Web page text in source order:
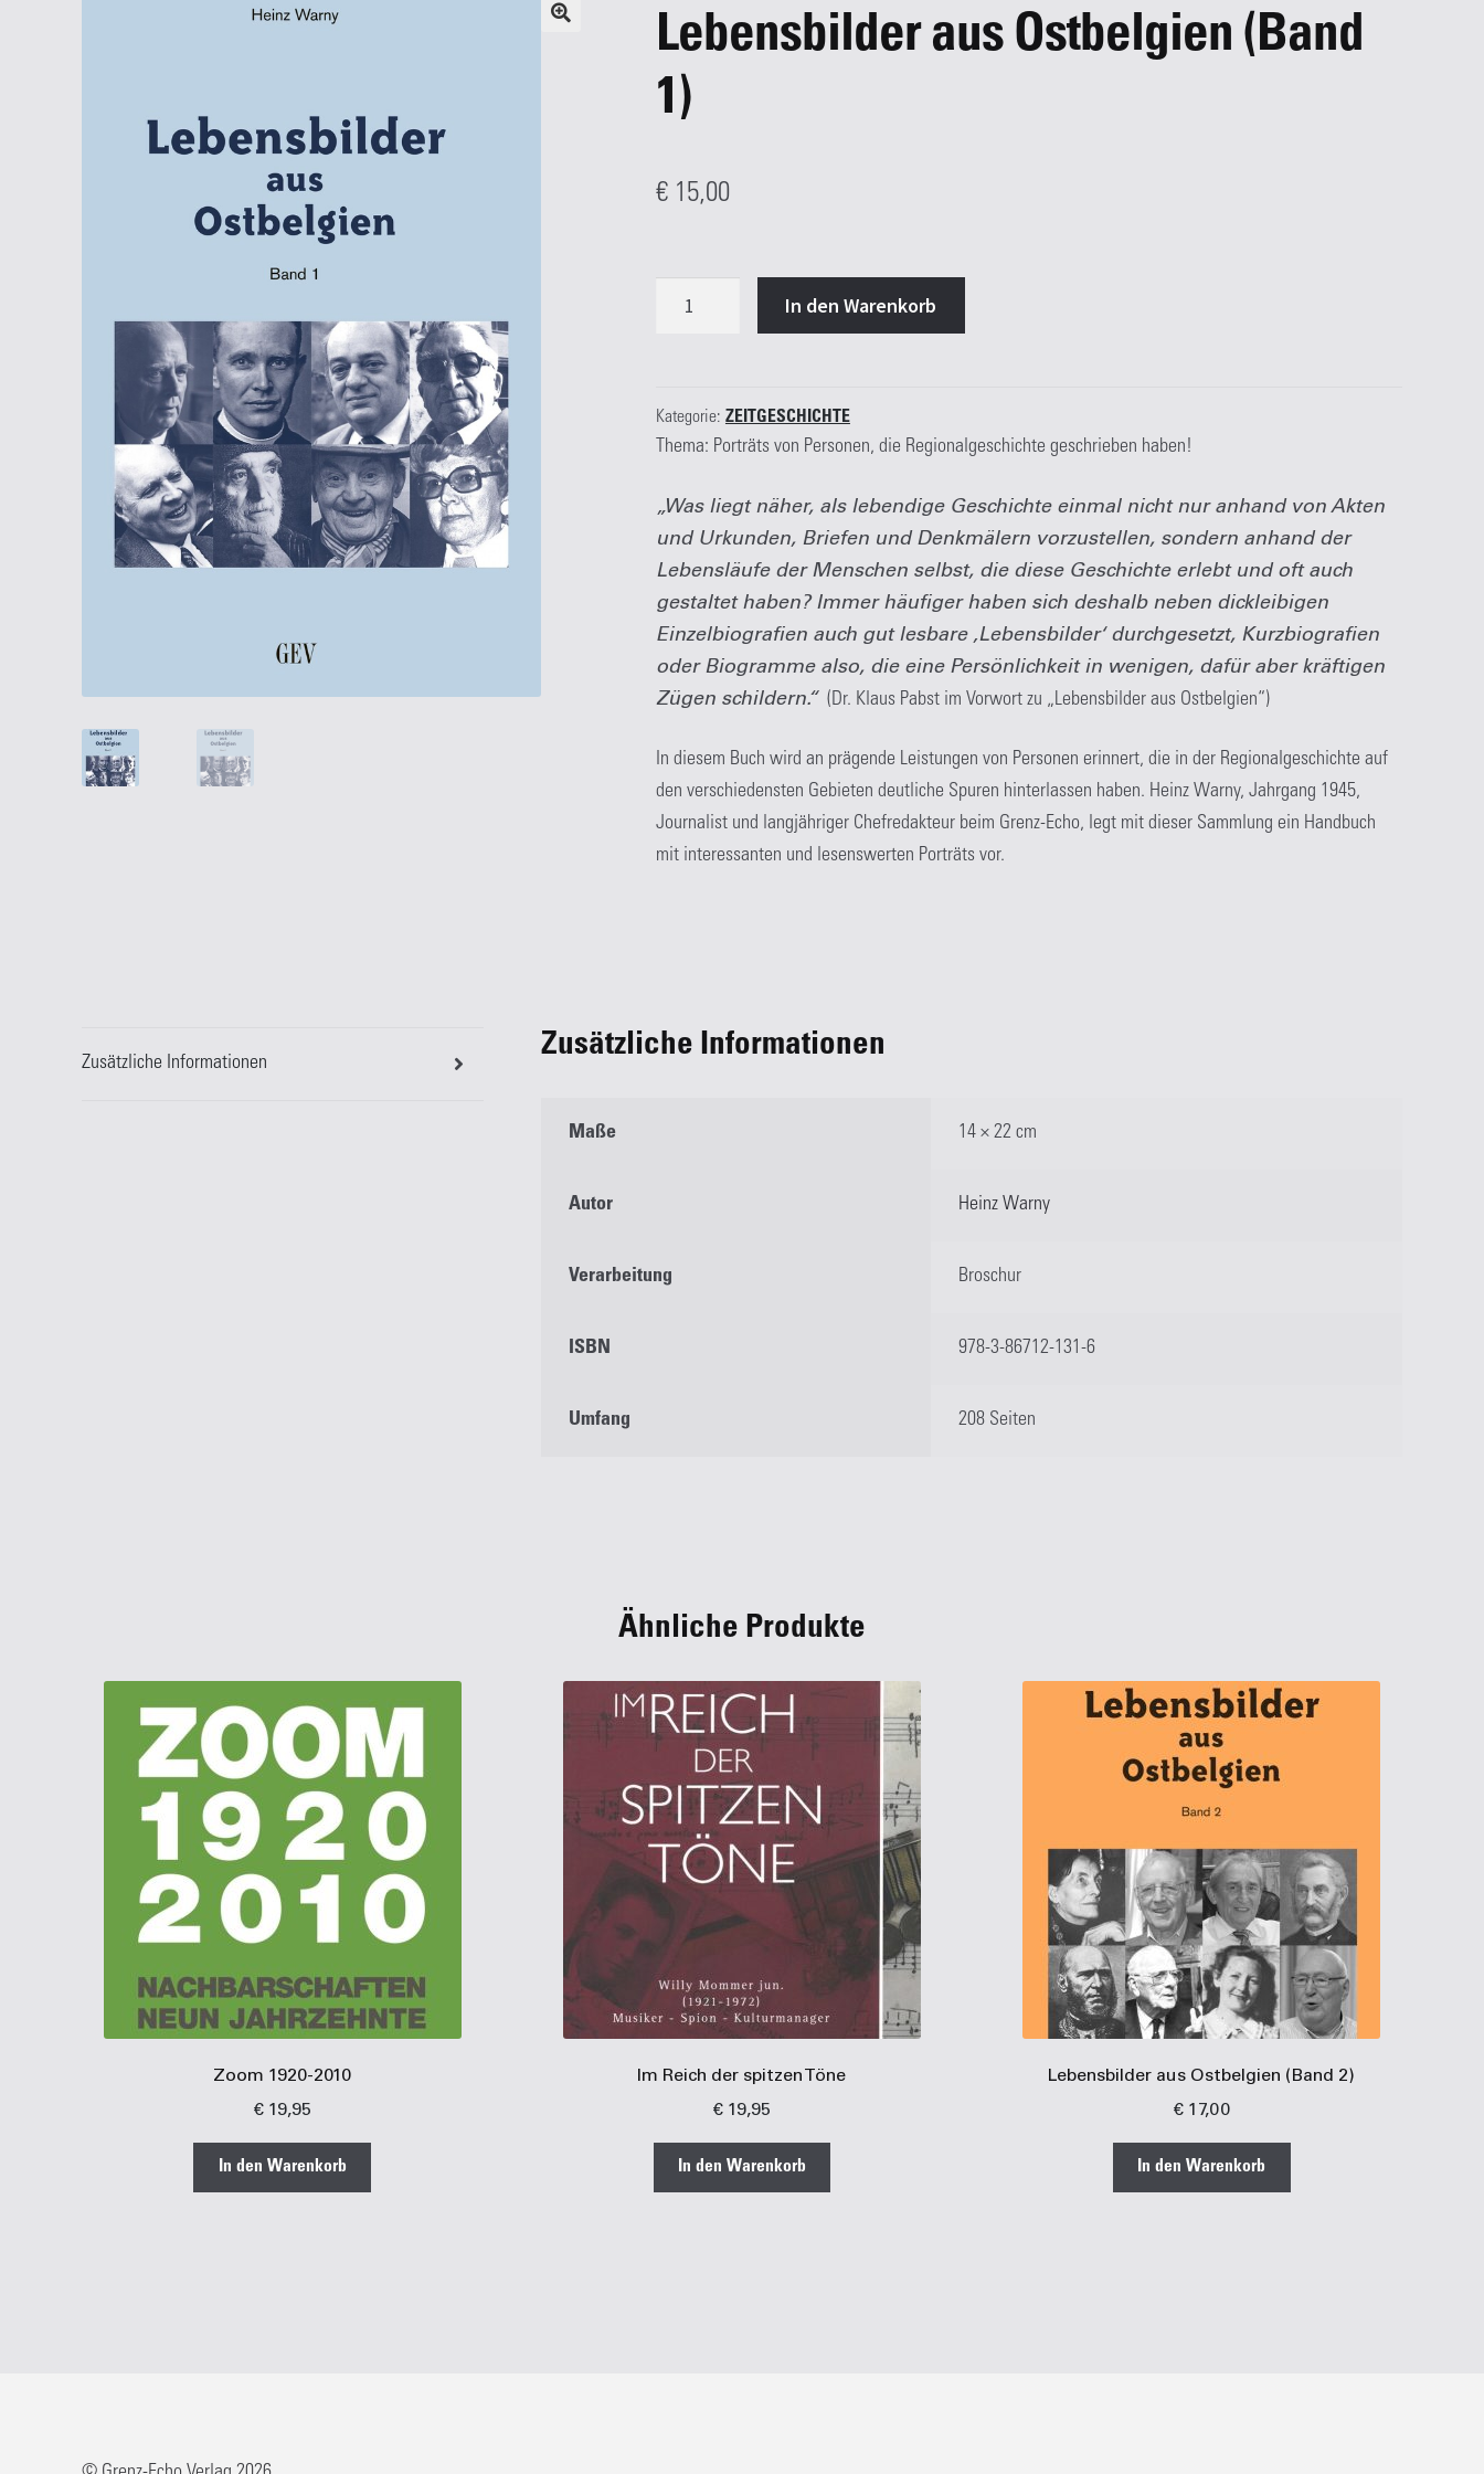
Lebensbilder aus Ostbelgien (Band
1)
€15,00
1)
Menge
In den Warenkorb
Kategorie: ZEITGESCHICHTE
Thema: Porträts von Personen, die Regionalgeschichte geschrieben haben!
„Was liegt näher, als lebendige Geschichte einmal nicht nur anhand von Akten
und Urkunden, Briefen und Denkmälern vorzustellen, sondern anhand der
Lebensläufe der Menschen selbst, die diese Geschichte erlebt und oft auch
gestaltet haben? Immer häufiger haben sich deshalb neben dickleibigen
Einzelbiografien auch gut lesbare ‚Lebensbilder‘ durchgesetzt, Kurzbiografien
oder Biogramme also, die eine Persönlichkeit in wenigen, dafür aber kräftigen
Zügen schildern.“(Dr. Klaus Pabst im Vorwort zu „Lebensbilder aus Ostbelgien“)
In diesem Buch wird an prägende Leistungen von Personen erinnert, die in der Regionalgeschichte auf
den verschiedensten Gebieten deutliche Spuren hinterlassen haben. Heinz Warny, Jahrgang 1945,
Journalist und langjähriger Chefredakteur beim Grenz-Echo, legt mit dieser Sammlung ein Handbuch
mit interessanten und lesenswerten Porträts vor.
Zusätzliche Informationen
Zusätzliche Informationen
Maße 14 × 22 cm
Autor Heinz Warny
Verarbeitung Broschur
ISBN 978-3-86712-131-6
Umfang 208 Seiten
Ähnliche Produkte
Zoom 1920-2010
€19,95
In den Warenkorb
Im Reich der spitzen Töne
€19,95
In den Warenkorb
Lebensbilder aus Ostbelgien (Band 2)
€17,00
In den Warenkorb